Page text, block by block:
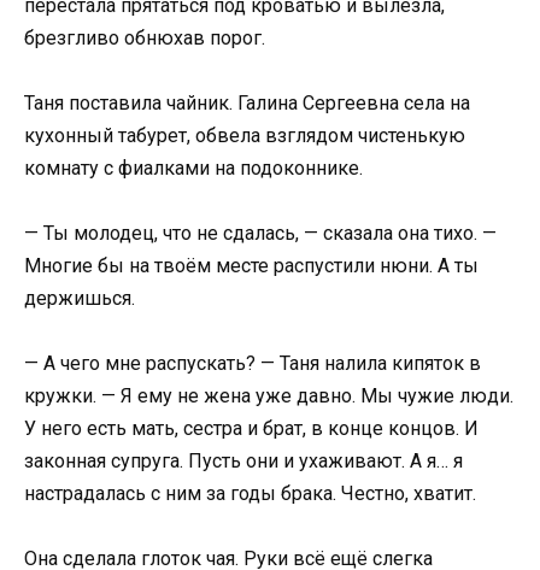
перестала прятаться под кроватью и вылезла,
брезгливо обнюхав порог.
Таня поставила чайник. Галина Сергеевна села на
кухонный табурет, обвела взглядом чистенькую
комнату с фиалками на подоконнике.
— Ты молодец, что не сдалась, — сказала она тихо. —
Многие бы на твоём месте распустили нюни. А ты
держишься.
— А чего мне распускать? — Таня налила кипяток в
кружки. — Я ему не жена уже давно. Мы чужие люди.
У него есть мать, сестра и брат, в конце концов. И
законная супруга. Пусть они и ухаживают. А я… я
настрадалась с ним за годы брака. Честно, хватит.
Она сделала глоток чая. Руки всё ещё слегка